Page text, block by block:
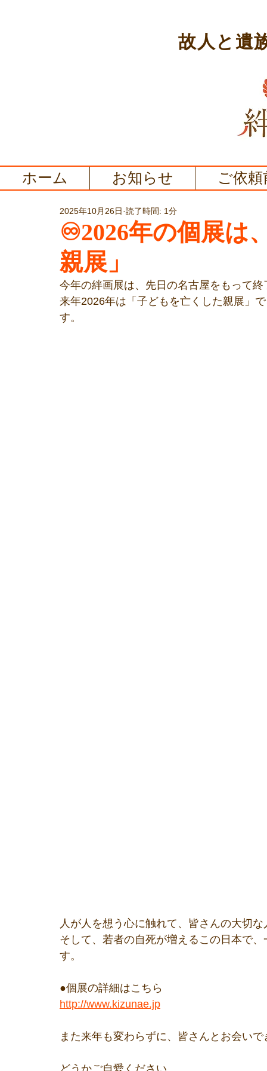
故人と遺
ホーム お知らせ ご依
♾️2026年の個展は
親展」
2025年10月26日 読了時間: 1分
今年の絆画展は、先日の名古屋をもって終
来年2026年は「子どもを亡くした親展」
す。
人が人を想う心に触れて、皆さんの大切
そして、若者の自死が増えるこの日本で
す。
●個展の詳細はこちら
http://www.kizunae.jp
また来年も変わらずに、皆さんとお会い
どうかご自愛ください。